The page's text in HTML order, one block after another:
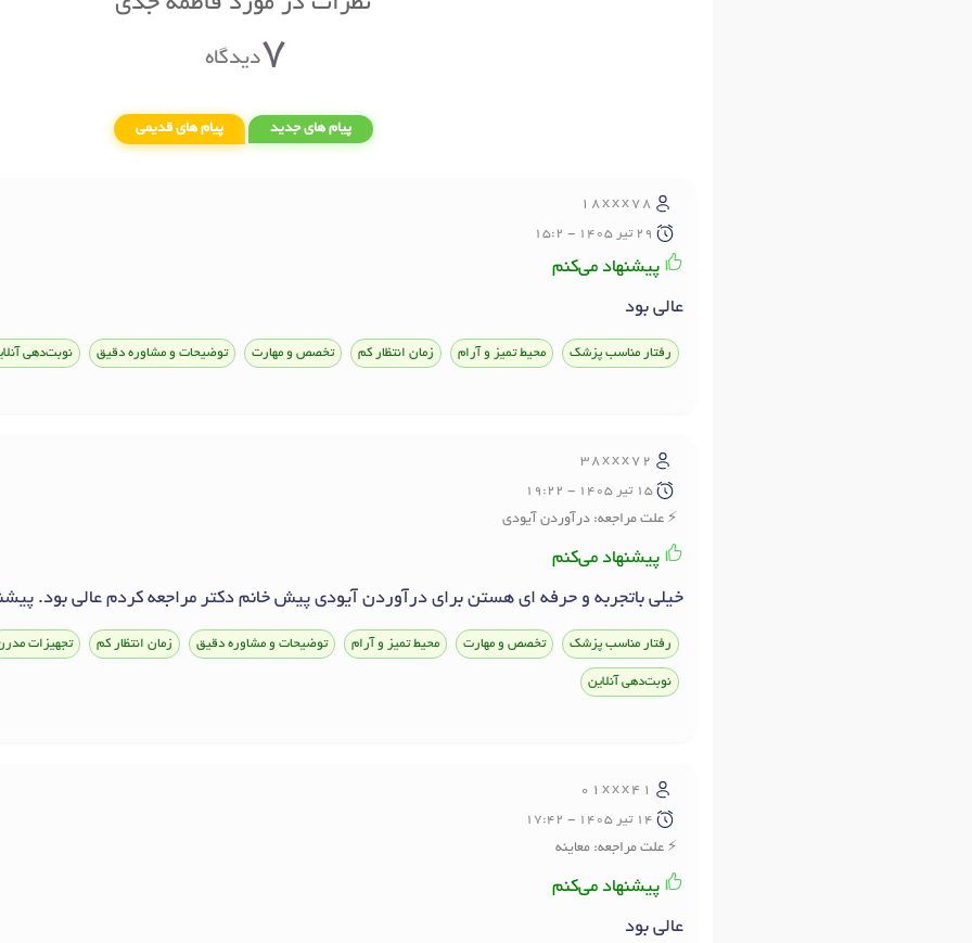
7دیدگاه
پیام های جدید پیام های قدیمی
18xxx78
29 تير 1405 - 15:2
پیشنهاد می‌کنم
عالی بود
رفتار مناسب پزشک محیط تمیز و آرام زمان انتظار کم تخصص و مهارت توضیحات و مشاوره دقیق نوبت‌دهی
38xxx72
15 تير 1405 - 19:22
علت مراجعه: درآوردن آیودی
پیشنهاد می‌کنم
خیلی باتجربه و حرفه ای هستن برای درآوردن آیودی پیش خانم دکتر مراجعه کردم عالی بود.
رفتار مناسب پزشک تخصص و مهارت محیط تمیز و آرام توضیحات و مشاوره دقیق زمان انتظار کم تجهیزات
نوبت‌دهی آنلاین
01xxx41
14 تير 1405 - 17:42
علت مراجعه: معاینه
پیشنهاد می‌کنم
عالی بود